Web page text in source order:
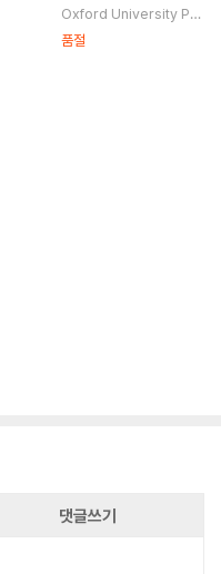
of Coming Into Exis
tence
Oxford University Pre
ss, USA
품절
댓글쓰기